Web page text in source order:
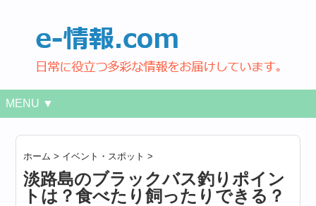
MENU ▼
ホーム > イベント・スポット >
淡路島のブラックバス釣りポイン
トは？食べたり飼ったりできる？